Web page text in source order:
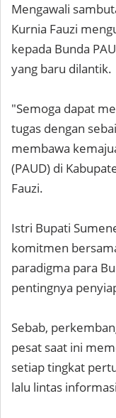
Mengawali
Kurnia Fauzi
kepada Bunda
yang baru dilantik.
"Semoga dapat
tugas dengan
membawa
(PAUD) di
Fauzi.
Istri Bupati
komitmen
paradigma para
pentingnya
Sebab,
pesat saat ini
setiap tingkat
lalu lintas